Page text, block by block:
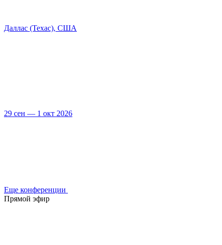
Даллас (Техас), США
29 сен — 1 окт 2026
Еще конференции
Прямой эфир